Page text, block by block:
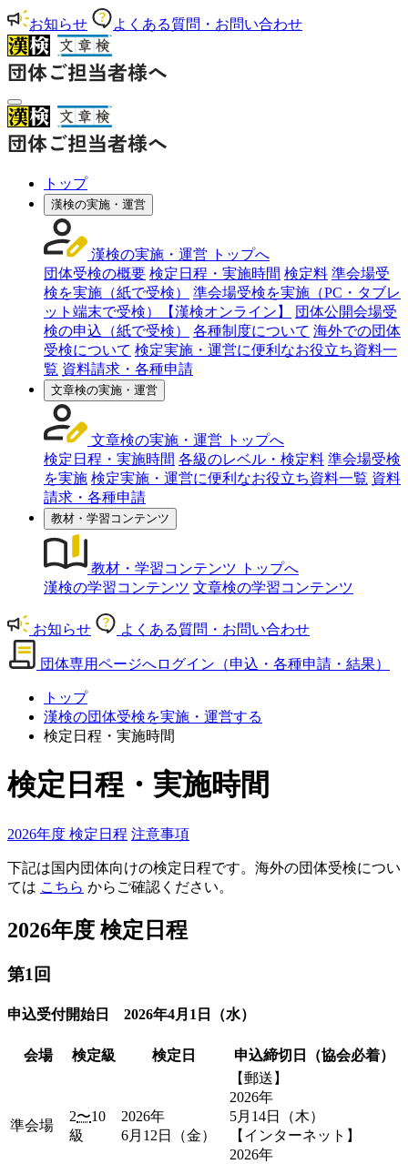
お知らせ よくある質問・お問い合わせ
トップ
漢検の実施・運営
漢検の実施・運営 トップへ
団体受検の概要 検定日程・実施時間 検定料 準会場受
検を実施（紙で受検）
準会場受検を実施（PC・タブレ
ット端末で受検）【漢検オンライン】
団体公開会場受
検の申込（紙で受検）
各種制度について 海外での団体
受検について 検定実施・運営に便利なお役立ち資料一
覧 資料請求・各種申請
文章検の実施・運営
文章検の実施・運営 トップへ
検定日程・実施時間 各級のレベル・検定料 準会場受検
を実施 検定実施・運営に便利なお役立ち資料一覧 資料
請求・各種申請
教材・学習コンテンツ
教材・学習コンテンツ トップへ
漢検の学習コンテンツ 文章検の学習コンテンツ
お知らせ よくある質問・お問い合わせ
団体専用ページへログイン （申込・各種申請・結果）
トップ
漢検の団体受検を実施・運営する
検定日程・実施時間
検定日程・実施時間
2026年度 検定日程 注意事項
下記は国内団体向けの検定日程です。海外の団体受検につい
ては こちら からご確認ください。
2026年度 検定日程
第1回
申込受付開始日 2026年4月1日（水）
会場 検定級 検定日 申込締切日（協会必着）
準会場
2〜10
級
2026年
6月12日（金）
【郵送】
2026年
5月14日（木）
【インターネット】
2026年